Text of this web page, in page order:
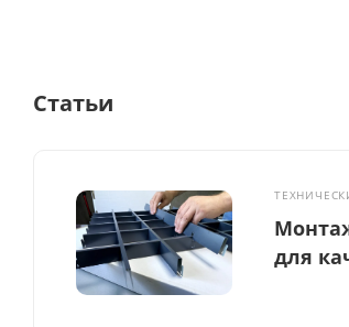
Статьи
для